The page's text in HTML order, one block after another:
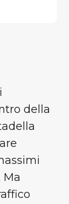
della